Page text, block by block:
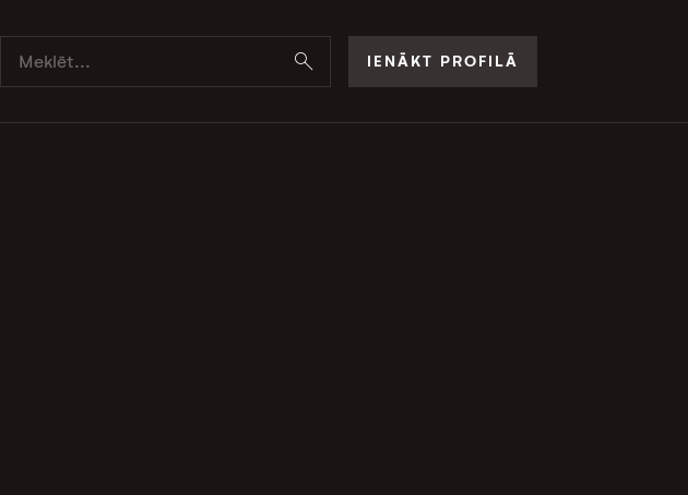
IENĀKT PROFILĀ